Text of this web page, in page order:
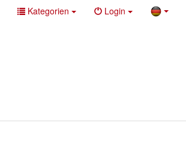
Kategorien Login